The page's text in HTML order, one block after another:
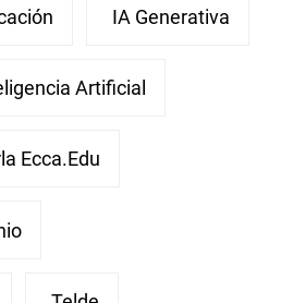
IA Generativa
Artificial
Ecca.edu